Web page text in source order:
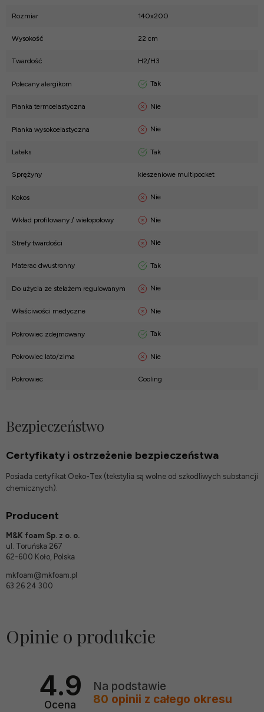
Rozmiar 140x200
Wysokość 22 cm
Twardość H2/H3
Polecany alergikom Tak
Pianka termoelastyczna Nie
Pianka wysokoelastyczna Nie
Lateks Tak
Sprężyny kieszeniowe multipocket
Kokos Nie
Wkład profilowany / wielopolowy Nie
Strefy twardości Nie
Materac dwustronny Tak
Do użycia ze stelażem regulowanym Nie
Właściwości medyczne Nie
Pokrowiec zdejmowany Tak
Pokrowiec lato/zima Nie
Pokrowiec Cooling
Bezpieczeństwo
Certyfikaty i ostrzeżenie bezpieczeństwa
Posiada certyfikat Oeko-Tex (tekstylia są wolne od szkodliwych substancji
chemicznych).
Producent
M&K foam Sp. z o. o.
ul. Toruńska 267
62-600 Koło, Polska
mkfoam@mkfoam.pl
63 26 24 300
Opinie o produkcie
4.9
Ocena
Na podstawie
80 opinii z całego okresu